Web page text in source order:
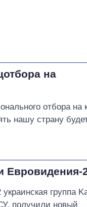
на
отбора на
нашу страну
группа
получили новый